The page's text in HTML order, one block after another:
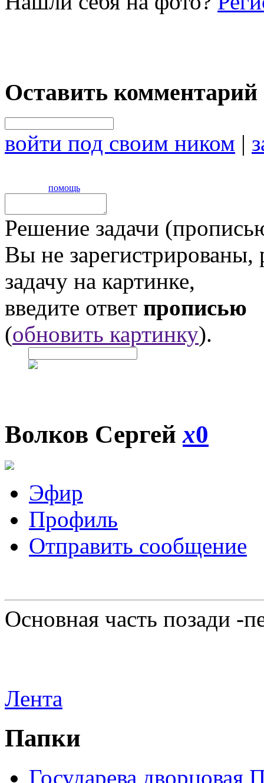
Оставить комментарий
войти под своим ником |
помощь
Решение задачи
Вы не
задачу на картинке,
введите ответ прописью
(обновить картинку).
Волков Сергейx0
Эфир
Профиль
Отправить сообщение
Основная часть позади -
Лента
Папки
Государева дворцовая